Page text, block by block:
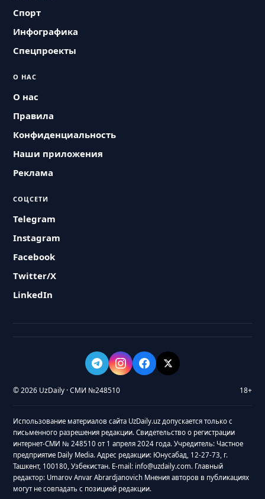
Спорт
Инфографика
Спецпроекты
О НАС
О нас
Правила
Конфиденциальность
Наши приложения
Реклама
СОЦСЕТИ
Telegram
Instagram
Facebook
Twitter/X
LinkedIn
© 2026 UzDaily · СМИ №248510 18+
Использование материалов сайта UzDaily.uz допускается только с
письменного разрешения редакции. Свидетельство о регистрации
интернет-СМИ № 248510 от 1 апреля 2024 года. Учредитель: Частное
предприятие Daily Media. Адрес редакции: Юнусабад, 12-27-73, г.
Ташкент, 100180, Узбекистан. E-mail: info@uzdaily.com. Главный
редактор: Umarov Anvar Abrardjanovich Мнения авторов в публикациях
могут не совпадать с позицией редакции.